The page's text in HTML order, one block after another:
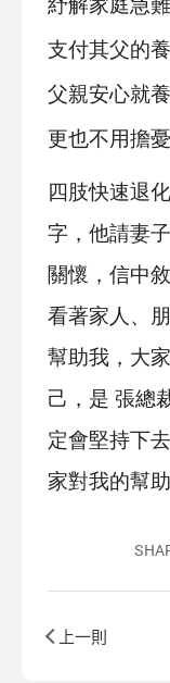
紓解家庭急
支付其父的
父親安心就
更也不用擔
四肢快速退
字，他請妻
關懷，信中
看著家人、
幫助我，大
己，是 張總
定會堅持下
家對我的幫
上一則